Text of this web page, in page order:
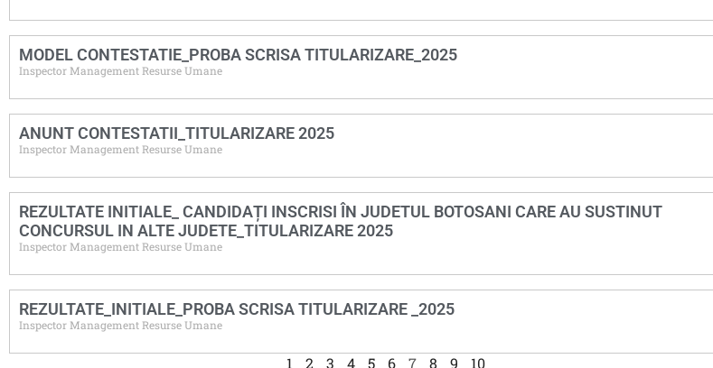
MODEL CONTESTATIE_PROBA SCRISA TITULARIZARE_2025
Inspector Management Resurse Umane
ANUNT CONTESTATII_TITULARIZARE 2025
Inspector Management Resurse Umane
REZULTATE INITIALE_ CANDIDAȚI INSCRISI ÎN JUDETUL BOTOSANI CARE AU SUSTINUT
CONCURSUL IN ALTE JUDETE_TITULARIZARE 2025
Inspector Management Resurse Umane
REZULTATE_INITIALE_PROBA SCRISA TITULARIZARE _2025
Inspector Management Resurse Umane
1 2 3 4 5 6 7 8 9 10